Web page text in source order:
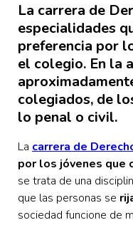
La carrera de
especialidades
preferencia por
el colegio. En la
colegiados, de
lo penal o civil.
La carrera de
por los jóvenes que
se trata de una
que las personas se
sociedad funcione de